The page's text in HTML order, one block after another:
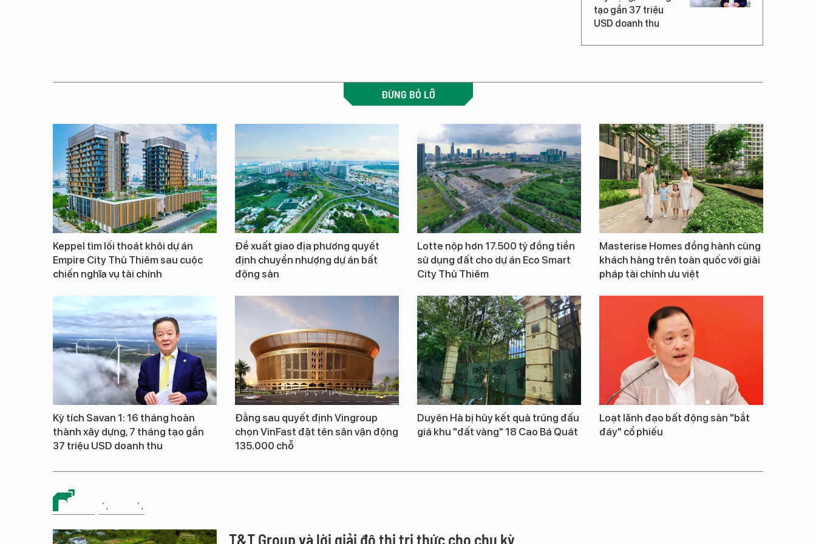
tạo gần 37 triệu
USD doanh thu
ĐỪNG BỎ LỠ
Keppel tìm lối thoát khỏi dự án
Empire City Thủ Thiêm sau cuộc
chiến nghĩa vụ tài chính
Đề xuất giao địa phương quyết
định chuyển nhượng dự án bất
động sản
Lotte nộp hơn 17.500 tỷ đồng tiền
sử dụng đất cho dự án Eco Smart
City Thủ Thiêm
Masterise Homes đồng hành cùng
khách hàng trên toàn quốc với giải
pháp tài chính ưu việt
Kỳ tích Savan 1: 16 tháng hoàn
thành xây dựng, 7 tháng tạo gần
37 triệu USD doanh thu
Đằng sau quyết định Vingroup
chọn VinFast đặt tên sân vận động
135.000 chỗ
Duyên Hà bị hủy kết quả trúng đấu
giá khu "đất vàng" 18 Cao Bá Quát
Loạt lãnh đạo bất động sản "bắt
đáy" cổ phiếu
BẤT ĐỘNG SẢN
T&T Group và lời giải đô thị tri thức cho chu kỳ